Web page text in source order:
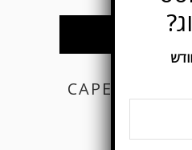
CAPE GIRL ON